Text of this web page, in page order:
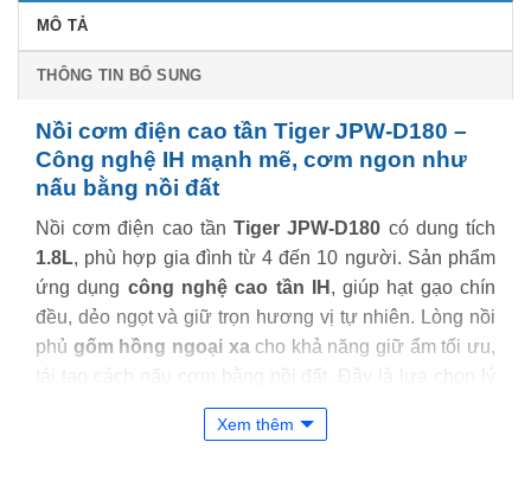
MÔ TẢ
THÔNG TIN BỔ SUNG
Nồi cơm điện cao tần Tiger JPW-D180 –
Công nghệ IH mạnh mẽ, cơm ngon như
nấu bằng nồi đất
Nồi cơm điện cao tầnTiger JPW-D180 có dung tích
1.8L, phù hợp gia đình từ 4 đến 10 người. Sản phẩm
ứng dụng công nghệ cao tần IH , giúp hạt gạo chín
đều, dẻo ngọt và giữ trọn hương vị tự nhiên. Lòng nồi
phủ gốm hồng ngoại xacho khả năng giữ ẩm tối ưu,
tái tạo cách nấu cơm bằng nồi đất. Đây là lựa chọn lý
tưởng để mang đến bữa cơm thơm ngon, chuẩn vị
Xem thêm